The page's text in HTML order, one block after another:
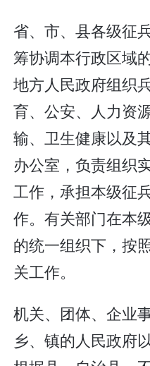
省、市、县各级征
筹协调本行政区域
地方人民政府组织
育、公安、人力资
输、卫生健康以及
办公室，负责组织
工作，承担本级征
作。有关部门在本
的统一组织下，按
关工作。
机关、团体、企业
乡、镇的人民政府